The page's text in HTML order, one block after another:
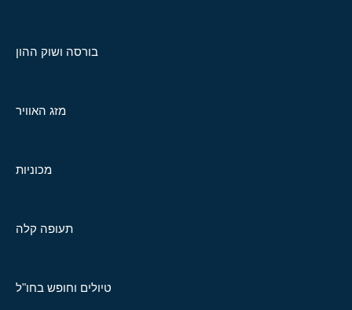
בורסה ושוק ההון
מזג האוויר
מכוניות
תעופה קלה
טיולים וחופש בחו"ל